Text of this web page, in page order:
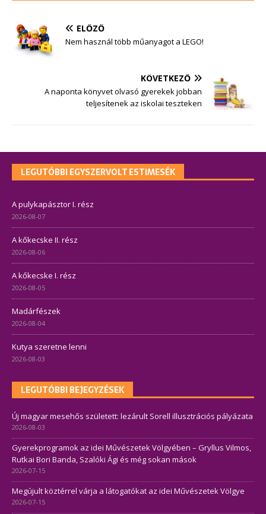
ELŐZŐ
Nem használ több műanyagot a LEGO!
KÖVETKEZŐ
A naponta könyvet olvasó gyerekek jobban
teljesítenek az iskolai teszteken
LEGUTÓBBI EGYSZERVOLT ESTIMESÉK
A pulykapásztor I. rész
2026-08-07
A kőkecske II. rész
2026-08-06
A kőkecske I. rész
2026-08-05
Madárfészek
2026-08-04
Kutya szeretne lenni
2026-08-03
LEGUTÓBBI BEJEGYZÉSEK
Új magyar mesehős született: lezárult Sorell illusztrációs pályázata
2026-08-03
Gyerekprogramok az idei Művészetek Völgyében – Gryllus Vilmos,
Rutkai Bori Banda, Szalóki Ági és még sokan mások
2026-07-15
Megújult köztérrel várja a látogatókat az idei Művészetek Völgye
2026-07-15